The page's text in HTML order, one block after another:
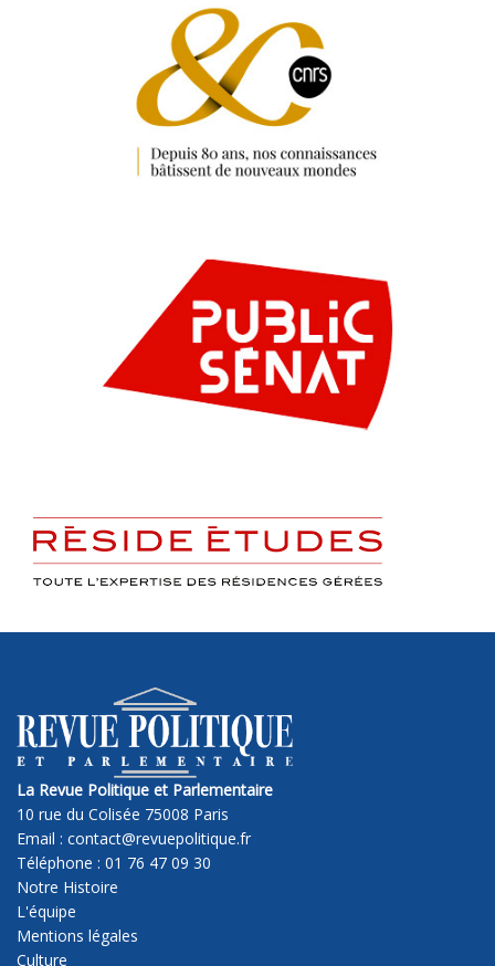
La Revue Politique et Parlementaire
10 rue du Colisée 75008 Paris
Email : contact@revuepolitique.fr
Téléphone : 01 76 47 09 30
Notre Histoire
L'équipe
Mentions légales
Culture